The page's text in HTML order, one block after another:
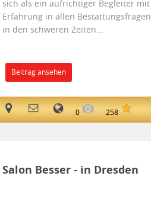
sich als ein aufrichtiger Begleiter mit
Erfahrung in allen Bestattungsfragen
in den schweren Zeiten...
Beitrag ansehen
0 258
Salon Besser - in Dresden